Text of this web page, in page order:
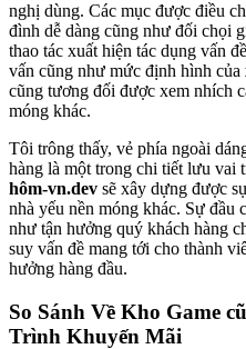
nghị dùng. Các mục được điều
đình dễ dàng cũng như đối chọi
thao tác xuất hiện tác dụng vấn
vấn cũng như mức định hình của
cũng tương đối được xem nhích
móng khác.
Tôi trông thấy, vẻ phía ngoài
hàng là một trong chi tiết lưu vai
hôm-vn.dev sẽ xây dựng được
nhà yếu nền móng khác. Sự đầu
như tận hưởng quý khách hàng
suy vấn đề mang tới cho thành
hưởng hàng đầu.
So Sánh Về Kho Game
Trình Khuyến Mãi